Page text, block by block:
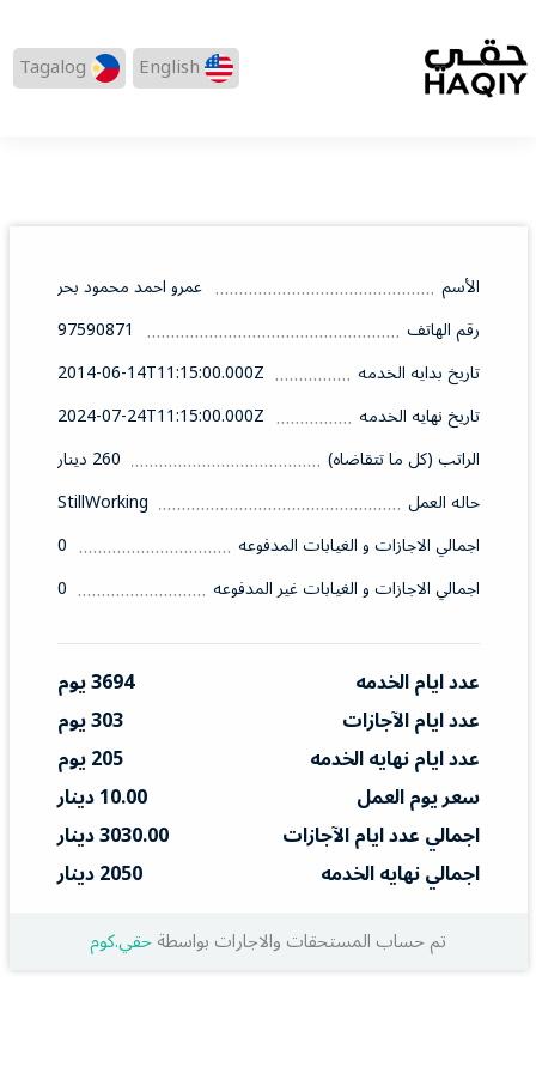
English
Tagalog
الأسم
عمرو احمد محمود بحر
رقم الهاتف
97590871
تاريخ بدايه الخدمه
2014-06-14T11:15:00.000Z
تاريخ نهايه الخدمه
2024-07-24T11:15:00.000Z
الراتب (كل ما تتقاضاه)
260 دينار
حاله العمل
StillWorking
اجمالي الاجازات و الغيابات المدفوعه
0
اجمالي الاجازات و الغيابات غير المدفوعه
0
عدد ايام الخدمه
3694 يوم
عدد ايام الآجازات
303 يوم
عدد ايام نهايه الخدمه
205 يوم
سعر يوم العمل
10.00 دينار
اجمالي عدد ايام الآجازات
3030.00 دينار
اجمالي نهايه الخدمه
2050 دينار
تم حساب المستحقات والاجارات بواسطةحقي.كوم